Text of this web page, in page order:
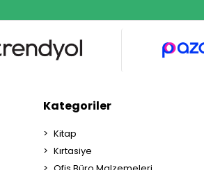
Kategoriler
Kitap
Kırtasiye